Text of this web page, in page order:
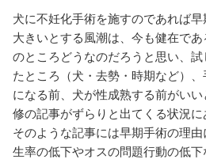
犬に不妊化手術を施すのであれば
大きいとする風潮は、今も健在で
のところどうなのだろうと思い、
たところ（犬・去勢・時期など）
になる前、犬が性成熟する前がい
修の記事がずらりと出てくる状況に
そのような記事には早期手術の理
生率の低下やオスの問題行動の低